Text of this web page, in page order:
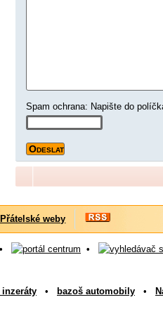
Spam ochrana: Napište
weby
•
inzeráty • bazoš automobily •